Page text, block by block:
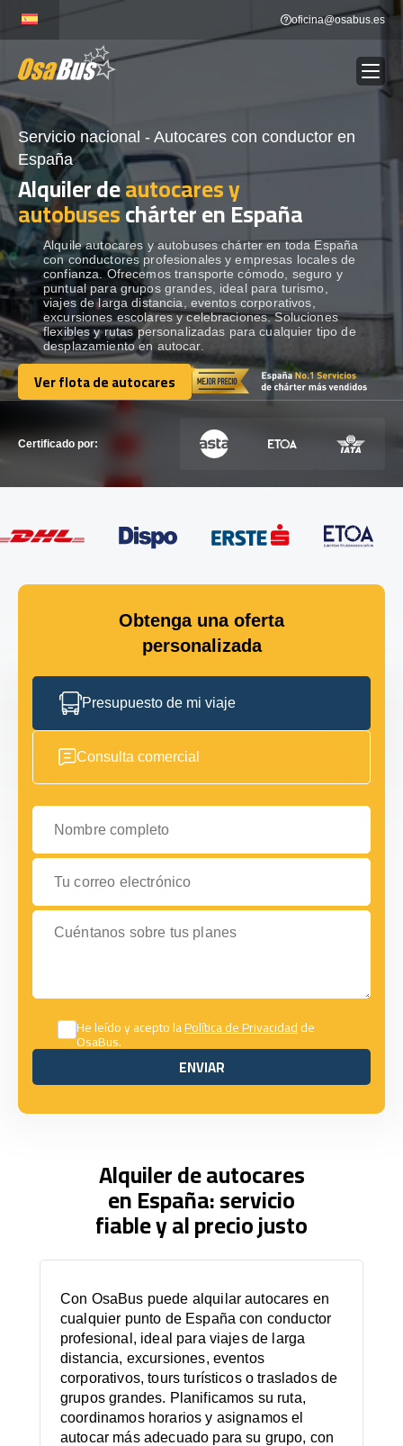
content
oficina@osabus.es
ALQUILER DE AUTOCARES Show dropdown
DESTINOS
RECORRIDAS Show dropdown
FLOTA
CONTÁCTENOS
CONTÁCTENOS
Servicio nacional - Autocares con conductor en
España
Alquiler deautocares y
autobuseschárter en España
Alquile autocares y autobuses chárter en toda España
con conductores profesionales y empresas locales de
confianza. Ofrecemos transporte cómodo, seguro y
puntual para grupos grandes, ideal para turismo,
viajes de larga distancia, eventos corporativos,
excursiones escolares y celebraciones. Soluciones
flexibles y rutas personalizadas para cualquier tipo de
desplazamiento en autocar.
Ver flota de autocares
Ver flota de autocares
Certificado por:
Obtenga una oferta
personalizada
Presupuesto de mi viaje
Consulta comercial
Nombre completo
Tu correo electrónico
Cuéntanos sobre tus planes
He leído y acepto laPolítica de Privacidadde
OsaBus.
ENVIAR
ENVIAR
Alquiler de autocares
en España: servicio
fiable y al precio justo
Con OsaBus puede alquilar autocares en
cualquier punto de España con conductor
profesional, ideal para viajes de larga
distancia, excursiones, eventos
corporativos, tours turísticos o traslados de
grupos grandes. Planificamos su ruta,
coordinamos horarios y asignamos el
autocar más adecuado para su grupo, con